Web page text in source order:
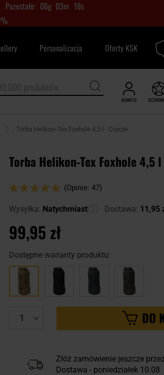
06g 03m 17s
Personalizacja Oferty KSK
KONTO
Torba Helikon-Tex Foxhole 4,5 l - Coyote
Torba Helikon-Tex Foxhole 4,5
Ocena:
(Opinie: 47)
Wysyłka: Natychmiast Dostawa: 11,95
99,95 zł
Dostępne warianty produktu:
DO
Złóż zamówienie jeszcze
Dostawa - poniedziałek 10.08